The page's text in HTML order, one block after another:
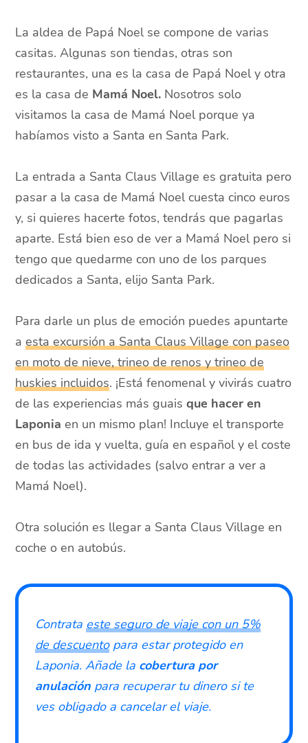
La aldea de Papá Noel se compone de varias
casitas. Algunas son tiendas, otras son
restaurantes, una es la casa de Papá Noel y otra
es la casa de Mamá Noel. Nosotros solo
visitamos la casa de Mamá Noel porque ya
habíamos visto a Santa en Santa Park.
La entrada a Santa Claus Village es gratuita pero
pasar a la casa de Mamá Noel cuesta cinco euros
y, si quieres hacerte fotos, tendrás que pagarlas
aparte. Está bien eso de ver a Mamá Noel pero si
tengo que quedarme con uno de los parques
dedicados a Santa, elijo Santa Park.
Para darle un plus de emoción puedes apuntarte
aesta excursión a Santa Claus Village con paseo
en moto de nieve, trineo de renos y trineo de
huskies incluidos. ¡Está fenomenal y vivirás cuatro
de las experiencias más guaisque hacer en
Laponiaen un mismo plan! Incluye el transporte
en bus de ida y vuelta, guía en español y el coste
de todas las actividades (salvo entrar a ver a
Mamá Noel).
Otra solución es llegar a Santa Claus Village en
coche o en autobús.
Contrata este seguro de viaje con un 5%
de descuentopara estar protegido en
Laponia. Añade la cobertura por
anulación para recuperar tu dinero si te
ves obligado a cancelar el viaje.